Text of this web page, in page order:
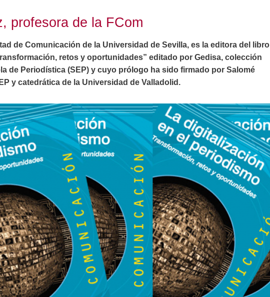
profesora de la FCom
de Comunicación de la Universidad de Sevilla, es la editora del libro
retos y oportunidades” editado por Gedisa, colección
de Periodística (SEP) y cuyo prólogo ha sido firmado por Salomé
y catedrática de la Universidad de Valladolid.